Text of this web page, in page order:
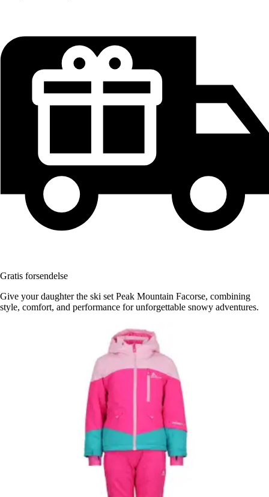
Gratis forsendelse
Give your daughter the ski set Peak Mountain Facorse, combining
style, comfort, and performance for unforgettable snowy adventures.